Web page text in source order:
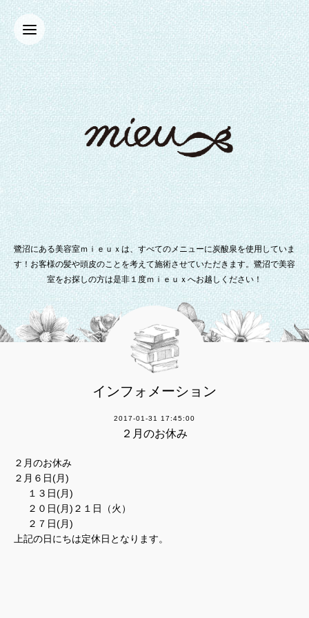
鷺沼にある美容室ｍｉｅｕｘは、すべてのメニューに炭酸泉を使用していま
す！お客様の髪や頭皮のことを考えて施術させていただきます。鷺沼で美容
室をお探しの方は是非１度ｍｉｅｕｘへお越しください！
インフォメーション
2017-01-31 17:45:00
２月のお休み
２月のお休み
２月６日(月)
１３日(月)
２０日(月)２１日（火）
２７日(月)
上記の日にちは定休日となります。